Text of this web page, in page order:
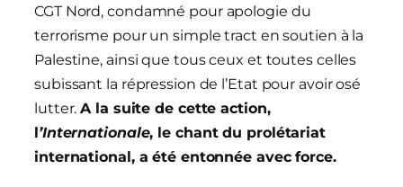
CGT Nord, condamné pour apologie du
terrorisme pour un simple tract en soutien à la
Palestine, ainsi que tous ceux et toutes celles
subissant la répression de l’Etat pour avoir osé
lutter.A la suite de cette action,
l’Internationale, le chant du prolétariat
international, a été entonnée avec force.